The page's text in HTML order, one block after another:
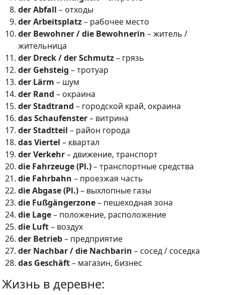
der Abfall – отходы
der Arbeitsplatz– рабочее место
der Bewohner / die Bewohnerin – житель /
жительница
der Dreck / der Schmutz– грязь
der Gehsteig – тротуар
der Lärm – шум
der Rand – окраина
der Stadtrand – городской край, окраина
das Schaufenster– витрина
der Stadtteil – район города
das Viertel – квартал
der Verkehr– движение, транспорт
die Fahrzeuge (Pl.)– транспортные средства
die Fahrbahn – проезжая часть
die Abgase (Pl.)– выхлопные газы
die Fußgängerzone– пешеходная зона
die Lage– положение, расположение
die Luft– воздух
der Betrieb– предприятие
der Nachbar / die Nachbarin – сосед / соседка
das Geschäft– магазин, бизнес
Жизнь в деревне: